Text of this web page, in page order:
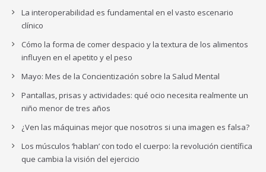
La interoperabilidad es fundamental en el vasto escenario
clínico
Cómo la forma de comer despacio y la textura de los alimentos
influyen en el apetito y el peso
Mayo: Mes de la Concientización sobre la Salud Mental
Pantallas, prisas y actividades: qué ocio necesita realmente un
niño menor de tres años
¿Ven las máquinas mejor que nosotros si una imagen es falsa?
Los músculos ‘hablan’ con todo el cuerpo: la revolución científica
que cambia la visión del ejercicio